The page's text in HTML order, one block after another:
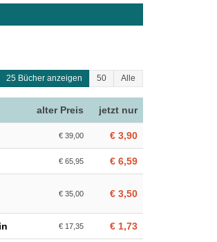
25 Bücher anzeigen 50 Alle
alter Preis jetzt nur
€ 39,00 € 3,90
€ 65,95 € 6,59
€ 35,00 € 3,50
€ 17,35 € 1,73